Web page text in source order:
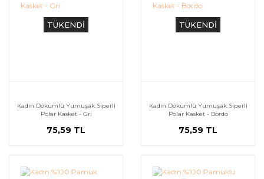
TÜKENDİ
Kadın Dökümlü Yumuşak Siperli
Polar Kasket - Gri
75,59 TL
TÜKENDİ
Kadın Dökümlü Yumuşak Siperli
Polar Kasket - Bordo
75,59 TL